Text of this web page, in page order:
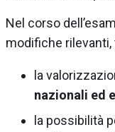
Nel corso
modifiche rilevanti,
la
nazionali ed
la possibilità